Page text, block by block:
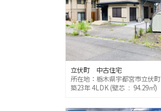
立伏町 中古住宅
所在地：栃木県宇都宮市立伏町
築23年 4LDK (壁芯 : 94.29㎡)